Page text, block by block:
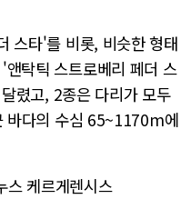
스타'를 비롯, 비슷한 형태
탁틱 스트로베리 페더 스
렸고, 2종은 다리가 모두
바다의 수심 65~1170m에
스 케르게렌시스